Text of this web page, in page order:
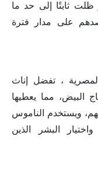
ثابتًا إلى حد ما
على مدار فترة
، تفضل إناث
البيض، مما يعطيها
ويستخدم الناموس
البشر الذين